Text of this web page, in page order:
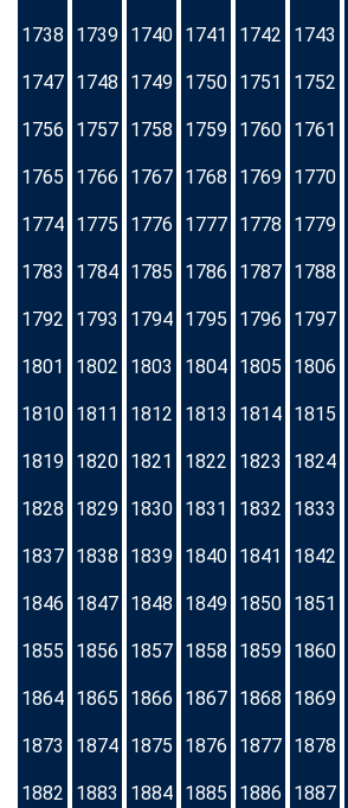
1738 1739 1740 1741 1742 1743
1747 1748 1749 1750 1751 1752
1756 1757 1758 1759 1760 1761
1765 1766 1767 1768 1769 1770
1774 1775 1776 1777 1778 1779
1783 1784 1785 1786 1787 1788
1792 1793 1794 1795 1796 1797
1801 1802 1803 1804 1805 1806
1810 1811 1812 1813 1814 1815
1819 1820 1821 1822 1823 1824
1828 1829 1830 1831 1832 1833
1837 1838 1839 1840 1841 1842
1846 1847 1848 1849 1850 1851
1855 1856 1857 1858 1859 1860
1864 1865 1866 1867 1868 1869
1873 1874 1875 1876 1877 1878
1882 1883 1884 1885 1886 1887